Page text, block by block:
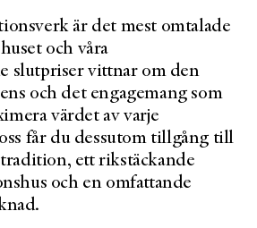
är det mest omtalade
och våra
slutpriser vittnar om den
och det engagemang som
värdet av varje
får du dessutom tillgång till
ett rikstäckande
och en omfattande